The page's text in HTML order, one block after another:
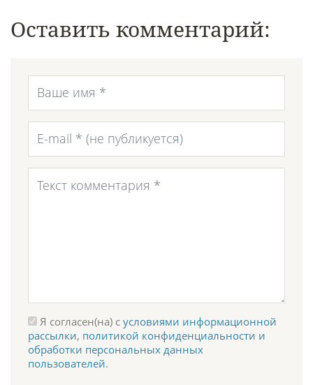
Оставить комментарий:
Я согласен(на) с условиями информационной
рассылки, политикой конфиденциальности и
обработки персональных данных
пользователей.